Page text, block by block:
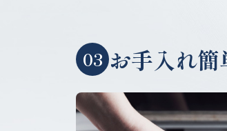
03 お手入れ簡